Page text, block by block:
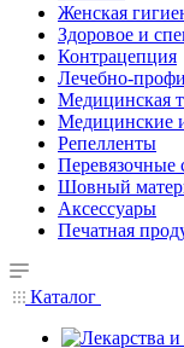
Женская
Здоровое и
Контрацепция
Лечебно-
Медицинская
Медицинские
Репелленты
Перевязочные
Шовный
Аксессуары
Печатная
Каталог